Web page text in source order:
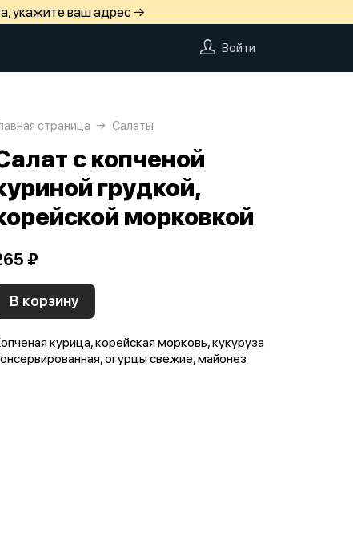
укажите ваш адрес →
Войти
страница Салаты
с копченой
грудкой,
морковкой
₽
В корзину
курица, корейская морковь, кукуруза
огурцы свежие, майонез